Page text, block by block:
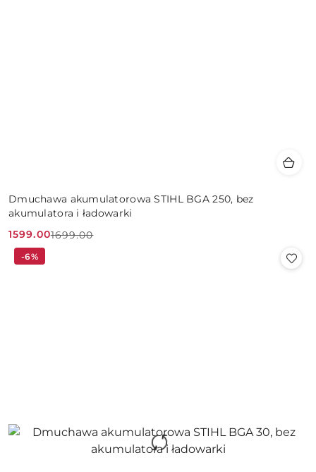
Dmuchawa akumulatorowa STIHL BGA 250, bez
akumulatora i ładowarki
Cena
promocyjna:
1599.00
Cena
przed
1699.00
-6%